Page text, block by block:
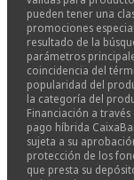
pueden tener una
promociones
resultado de la
parámetros
coincidencia del
popularidad del
la categoría del
Financiación a
pago híbrida
sujeta a su
protección de los
que presta su